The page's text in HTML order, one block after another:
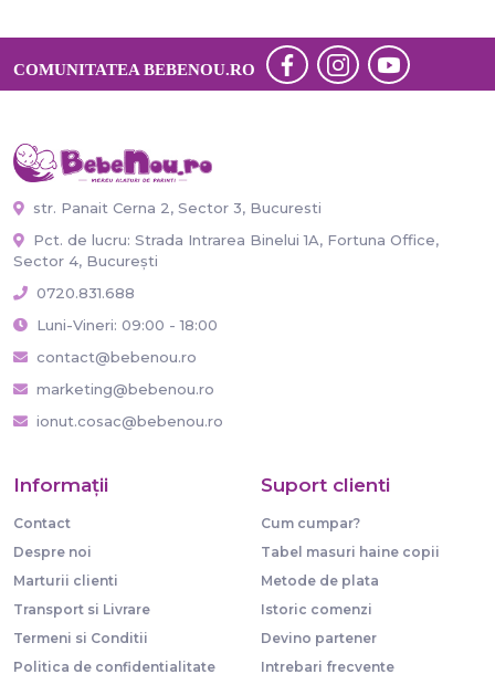
COMUNITATEA BEBENOU.RO
str. Panait Cerna 2, Sector 3, Bucuresti
Pct. de lucru: Strada Intrarea Binelui 1A, Fortuna Office,
Sector 4, București
0720.831.688
Luni-Vineri: 09:00 - 18:00
contact@bebenou.ro
marketing@bebenou.ro
ionut.cosac@bebenou.ro
Informaţii
Contact
Despre noi
Marturii clienti
Transport si Livrare
Termeni si Conditii
Politica de confidentialitate
Suport clienti
Cum cumpar?
Tabel masuri haine copii
Metode de plata
Istoric comenzi
Devino partener
Intrebari frecvente